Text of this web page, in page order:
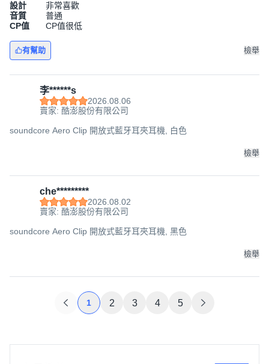
設計
非常喜歡
音質
普通
CP值
CP值很低
有幫助 檢舉
李******s
2026.08.06
賣家: 酷澎股份有限公司
soundcore Aero Clip 開放式藍牙耳夾耳機, 白色
檢舉
che*********
2026.08.02
賣家: 酷澎股份有限公司
soundcore Aero Clip 開放式藍牙耳夾耳機, 黑色
檢舉
1 2 3 4 5